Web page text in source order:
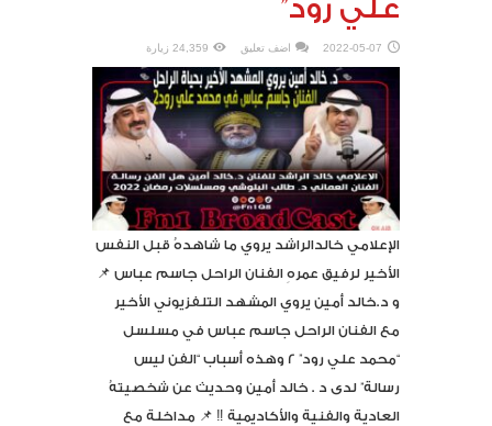
علي رود”
2022-05-07 اضف تعليق 24,359 زيارة
الإعلامي خالدالراشد يروي ما شاهدهُ قبل النفس
الأخير لرفيق عمرهِ الفنان الراحل جاسم عباس 📌
و د.خالد أمين يروي المشهد التلفزيوني الأخير
مع الفنان الراحل جاسم عباس في مسلسل
“محمد علي رود” 2 وهذه أسباب “الفن ليس
رسالة” لدى د . خالد أمين وحديث عن شخصيتهُ
العادية والفنية والأكاديمية ‼️ 📌 مداخلة مع